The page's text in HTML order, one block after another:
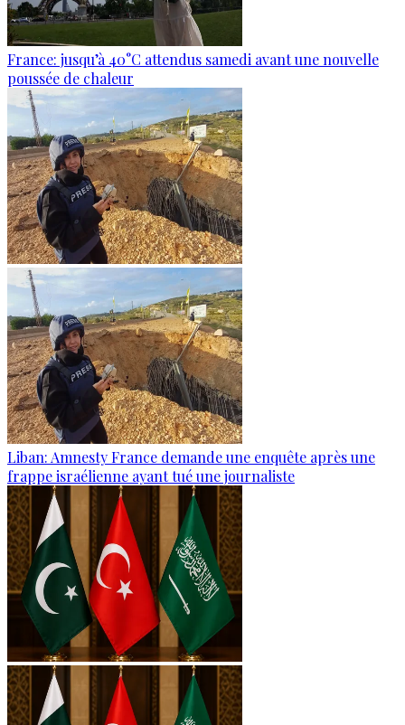
France: jusqu’à 40°C attendus samedi avant une nouvelle
poussée de chaleur
Liban: Amnesty France demande une enquête après une
frappe israélienne ayant tué une journaliste